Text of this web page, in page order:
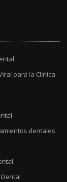
para la Clínica
dentales